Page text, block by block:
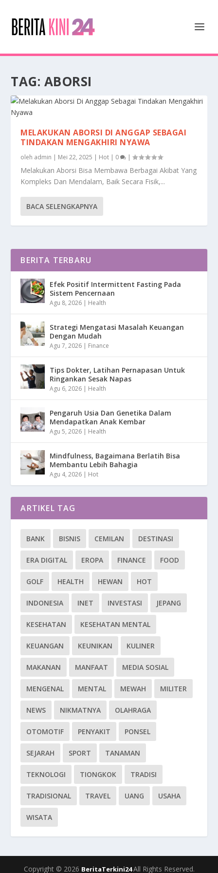
TAG: ABORSI
MELAKUKAN ABORSI DI ANGGAP SEBAGAI
TINDAKAN MENGAKHIRI NYAWA
oleh admin | Mei 22, 2025 | Hot | 0 |
Melakukan Aborsi Bisa Membawa Berbagai Akibat Yang
Kompleks Dan Mendalam, Baik Secara Fisik,...
BACA SELENGKAPNYA
BERITA TERBARU
Efek Positif Intermittent Fasting Pada
Sistem Pencernaan
Agu 8, 2026 | Health
Strategi Mengatasi Masalah Keuangan
Dengan Mudah
Agu 7, 2026 | Finance
Tips Dokter, Latihan Pernapasan Untuk
Ringankan Sesak Napas
Agu 6, 2026 | Health
Pengaruh Usia Dan Genetika Dalam
Mendapatkan Anak Kembar
Agu 5, 2026 | Health
Mindfulness, Bagaimana Berlatih Bisa
Membantu Lebih Bahagia
Agu 4, 2026 | Hot
ARTIKEL TAG
BANK BISNIS CEMILAN DESTINASI
ERA DIGITAL EROPA FINANCE FOOD
GOLF HEALTH HEWAN HOT
INDONESIA INET INVESTASI JEPANG
KESEHATAN KESEHATAN MENTAL
KEUANGAN KEUNIKAN KULINER
MAKANAN MANFAAT MEDIA SOSIAL
MENGENAL MENTAL MEWAH MILITER
NEWS NIKMATNYA OLAHRAGA
OTOMOTIF PENYAKIT PONSEL
SEJARAH SPORT TANAMAN
TEKNOLOGI TIONGKOK TRADISI
TRADISIONAL TRAVEL UANG USAHA
WISATA
Copyright © 2026 BeritaTerkini24All Rights Reserved.